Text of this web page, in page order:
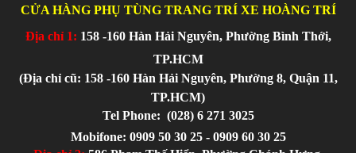
CỬA HÀNG PHỤ TÙNG TRANG TRÍ XE HOÀNG TRÍ
Địa chỉ 1: 158 -160 Hàn Hải Nguyên, Phường Bình Thới,
TP.HCM
(Địa chỉ cũ: 158 -160 Hàn Hải Nguyên, Phường 8, Quận 11,
TP.HCM)
Tel Phone: (028) 6 271 3025
Mobifone: 0909 50 30 25 - 0909 60 30 25